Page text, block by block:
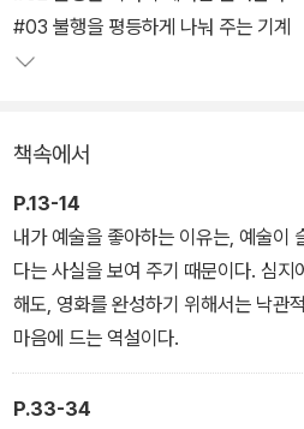
차림의 청소년이다. 남들과 다르다는
아이들은 그렇게 세상으로부터도 소외
감이라는 이유로 말이다. 친구가 당한
구도 엄청난 충격을 받는다. 불행은 기
네 아빠가 해고되고 아이들이 믿고 따
에서 잘릴 위기에 처한다. 왜 세상은
이들 마음속에서 분노가 휘몰아치며
#03 불행을 평등하게 나눠 주는 기계
책속에서
P.13-14
내가 예술을 좋아하는 이유는, 예술이
다는 사실을 보여 주기 때문이다. 심지
해도, 영화를 완성하기 위해서는 낙관
마음에 드는 역설이다.
P.33-34